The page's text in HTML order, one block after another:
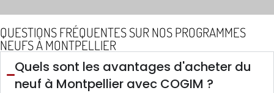
QUESTIONS FRÉQUENTES SUR NOS PROGRAMMES
NEUFS À MONTPELLIER
Quels sont les avantages d'acheter du
neuf à Montpellier avec COGIM ?